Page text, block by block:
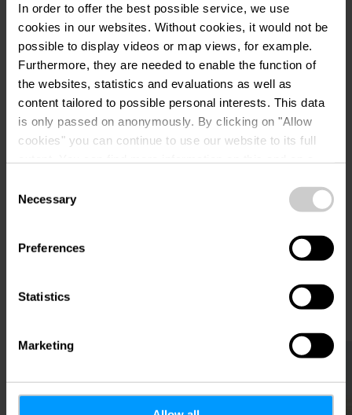
In order to offer the best possible service, we use
cookies in our websites. Without cookies, it would not be
possible to display videos or map views, for example.
Furthermore, they are needed to enable the function of
the websites, statistics and evaluations as well as
content tailored to possible personal interests. This data
is only passed on anonymously. By clicking on "Allow
cookies" you can continue to use our website to its full
time.
Selection
Necessary
Preferences
Statistics
Marketing
Show on map
Phone: 00352587711900
Find out more